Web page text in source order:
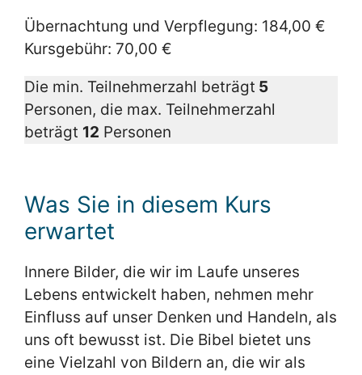
Übernachtung und Verpflegung: 184,00 €
Kursgebühr: 70,00 €
Die min. Teilnehmerzahl beträgt 5
Personen, die max. Teilnehmerzahl
beträgt 12 Personen
Was Sie in diesem Kurs
erwartet
Innere Bilder, die wir im Laufe unseres
Lebens entwickelt haben, nehmen mehr
Einfluss auf unser Denken und Handeln, als
uns oft bewusst ist. Die Bibel bietet uns
eine Vielzahl von Bildern an, die wir als